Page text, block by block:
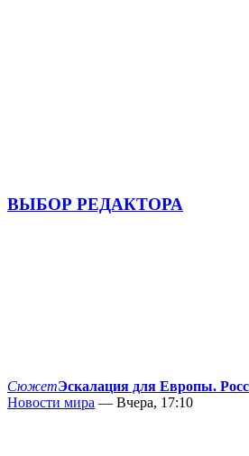
ВЫБОР РЕДАКТОРА
СюжетЭскалация для Европы.
Новости мира — Вчера, 17:10